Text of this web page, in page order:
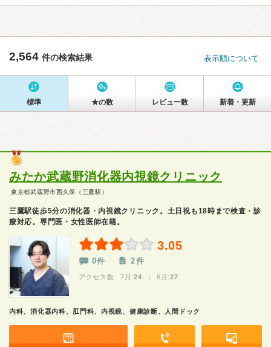
2,564 件の検索結果 表示順について
標準 ★の数 レビュー数 新着・更新
みたか武蔵野消化器内視鏡クリニック
東京都武蔵野市西久保（三鷹駅）
三鷹駅徒歩5分の消化器・内視鏡クリニック。土日祝も18時まで検査・診
療対応。専門医・女性医師在籍。
3.05
0件 2件
アクセス数 7月:24 | 6月:27
内科、消化器内科、肛門科、内視鏡、健康診断、人間ドック